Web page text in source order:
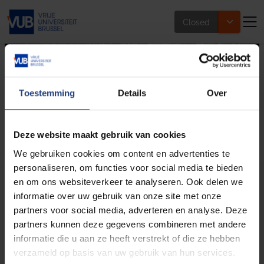
Toestemming Details Over
Deze website maakt gebruik van cookies
We gebruiken cookies om content en advertenties te
personaliseren, om functies voor social media te bieden
en om ons websiteverkeer te analyseren. Ook delen we
informatie over uw gebruik van onze site met onze
partners voor social media, adverteren en analyse. Deze
partners kunnen deze gegevens combineren met andere
informatie die u aan ze heeft verstrekt of die ze hebben
verzameld op basis van uw gebruik van hun services.
Closed
Accessibility
How to reach the VUB Main Campus in Ixelles/Etterbeek?
The VUB Main Campus in Etterbeek is within walking
distance of the train station and is also easily accessible
by bike, bus, tram and metro.